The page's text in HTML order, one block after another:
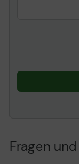
Fragen